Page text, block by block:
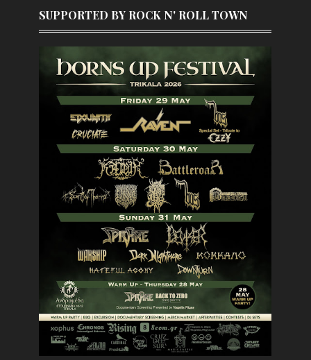
SUPPORTED BY ROCK N' ROLL TOWN